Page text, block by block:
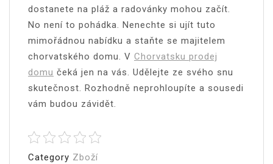
dostanete na pláž a radovánky mohou začít.
No není to pohádka. Nenechte si ujít tuto
mimořádnou nabídku a staňte se majitelem
chorvatského domu. V Chorvatsku prodej
domu čeká jen na vás. Udělejte ze svého snu
skutečnost. Rozhodně neprohloupíte a sousedi
vám budou závidět.
Category Zboží